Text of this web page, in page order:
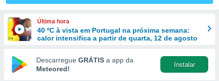
das
e
forma
digital
Última hora
40 ºC à vista em Portugal na próxima semana:
calor intensifica a partir de quarta, 12 de agosto
Descarregue GRÁTIS a app da
Meteored!
Instalar